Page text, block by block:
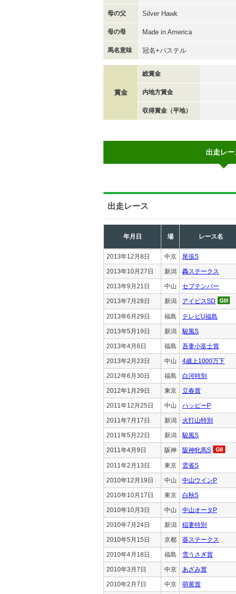
母の父 Silver Hawk
母の母 Made in America
馬名意味 冠名+パステル
賞金
総賞金
内地方賞金
収得賞金（平地）
出走レー
出走レース
年月日 場 レース名
2013年12月8日 中京 尾張S
2013年10月27日 新潟 轟ステークス
2013年9月21日 中山 セプテンバー
2013年7月28日 新潟 アイビスSD
2013年6月29日 福島 テレビU福島
2013年5月19日 新潟 駿風S
2013年4月6日 福島 吾妻小富士賞
2013年2月23日 中山 4歳上1000万下
2012年6月30日 福島 白河特別
2012年1月29日 東京 立春賞
2011年12月25日 中山 ハッピーP
2011年7月17日 新潟 火打山特別
2011年5月22日 新潟 駿風S
2011年4月9日 阪神 阪神牝馬S
2011年2月13日 東京 雲雀S
2010年12月19日 中山 中山ウインP
2010年10月17日 東京 白秋S
2010年10月3日 中山 中山オータP
2010年7月24日 新潟 稲妻特別
2010年5月15日 京都 葵ステークス
2010年4月18日 福島 雪うさぎ賞
2010年3月7日 中京 あざみ賞
2010年2月7日 中京 萌黄賞